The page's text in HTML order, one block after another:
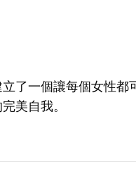
了一個讓每個女性
美自我。